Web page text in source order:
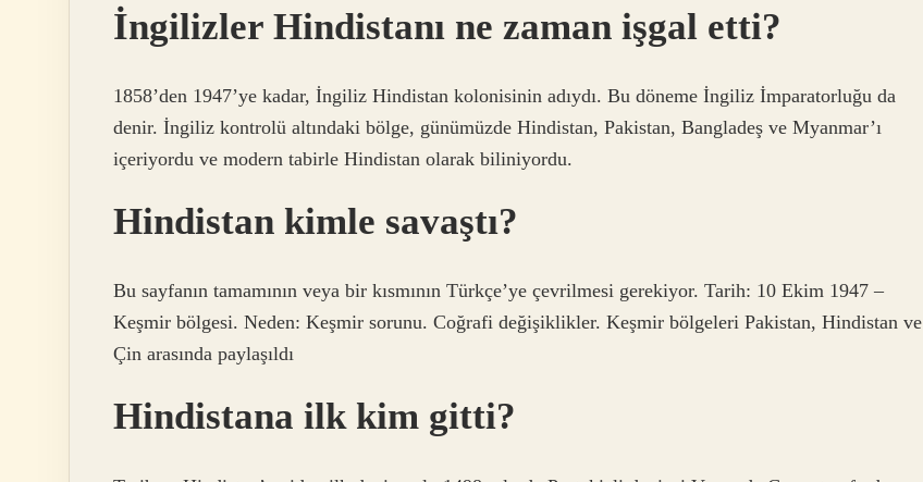
İngilizler Hindistanı ne zaman işgal etti?
1858’den 1947’ye kadar, İngiliz Hindistan kolonisinin adıydı. Bu döneme İngiliz İmparatorluğu da
denir. İngiliz kontrolü altındaki bölge, günümüzde Hindistan, Pakistan, Bangladeş ve Myanmar’ı
içeriyordu ve modern tabirle Hindistan olarak biliniyordu.
Hindistan kimle savaştı?
Bu sayfanın tamamının veya bir kısmının Türkçe’ye çevrilmesi gerekiyor. Tarih: 10 Ekim 1947 –
Keşmir bölgesi. Neden: Keşmir sorunu. Coğrafi değişiklikler. Keşmir bölgeleri Pakistan, Hindistan ve
Çin arasında paylaşıldı
Hindistana ilk kim gitti?